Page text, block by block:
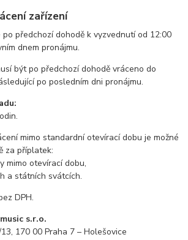
zařízení
předchozí dohodě k vyzvednutí od 12:00
dnem pronájmu.
být po předchozí dohodě vráceno do
po posledním dni pronájmu.
mimo standardní otevírací dobu je možné
za příplatek:
mimo otevírací dobu,
a státních svátcích.
DPH.
s.r.o.
170 00 Praha 7 – Holešovice